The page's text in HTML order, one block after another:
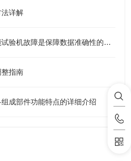
详解
及时解决金属材料万能试验机故障是保障数据准确性的关键
指南
成部件功能特点的详细介绍